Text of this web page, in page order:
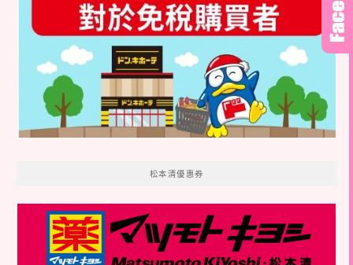
松本清優惠券